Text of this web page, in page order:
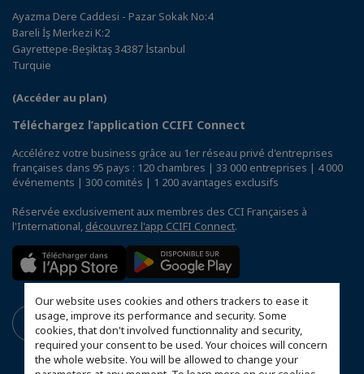
Our website uses cookies and others trackers to ease it
usage, improve its performance and security. Some
cookies, that don't involved functionnality and security,
required your consent to be used. Your choices will concern
the whole website. You will be allowed to change your
Ayazma Dere Caddesi - Pazar Sokak No:4
Bareli İş Merkezi K:2
Gayrettepe-Beşiktaş 34387 İstanbul
Turquie
(Accéder au plan)
Téléchargez l’application CCIFI Connect
Accélérez votre business grâce au 1er réseau privé d'entreprises
françaises dans 95 pays : 120 chambres | 33 000 entreprises | 4 000
événements | 300 comités | 1 200 avantages exclusifs
Réservée exclusivement aux membres des CCI Françaises à
l'International, découvrez l'app CCIFI Connect.